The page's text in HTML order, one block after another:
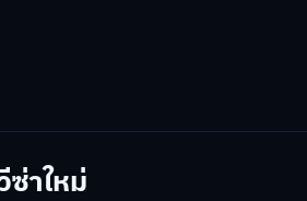
าใหม่